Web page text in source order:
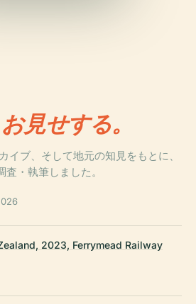
見せする。
イブ、そして地元の知見をもとに、
・執筆しました。
2023, Ferrymead Railway